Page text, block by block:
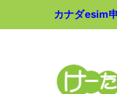
カナダesim